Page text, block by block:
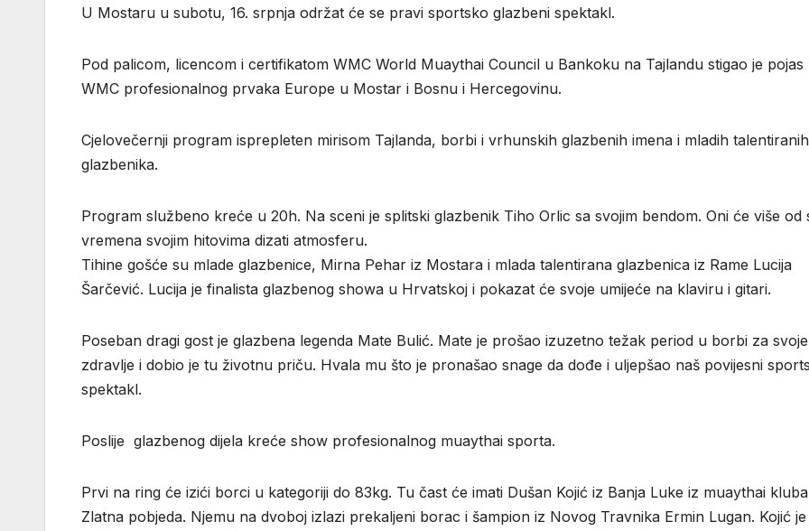
U Mostaru u subotu, 16. srpnja održat će se pravi sportsko glazbeni spektakl.
Pod palicom, licencom i certifikatom WMC World Muaythai Council u Bankoku na Tajlandu stigao je pojas
WMC profesionalnog prvaka Europe u Mostar i Bosnu i Hercegovinu.
Cjelovečernji program isprepleten mirisom Tajlanda, borbi i vrhunskih glazbenih imena i mladih talentiranih
glazbenika.
Program službeno kreće u 20h. Na sceni je splitski glazbenik Tiho Orlic sa svojim bendom. Oni će više od
vremena svojim hitovima dizati atmosferu.
Tihine gošće su mlade glazbenice, Mirna Pehar iz Mostara i mlada talentirana glazbenica iz Rame Lucija
Šarčević. Lucija je finalista glazbenog showa u Hrvatskoj i pokazat će svoje umijeće na klaviru i gitari.
Poseban dragi gost je glazbena legenda Mate Bulić. Mate je prošao izuzetno težak period u borbi za svoje
zdravlje i dobio je tu životnu priču. Hvala mu što je pronašao snage da dođe i uljepšao naš povijesni
spektakl.
Poslije glazbenog dijela kreće show profesionalnog muaythai sporta.
Prvi na ring će izići borci u kategoriji do 83kg. Tu čast će imati Dušan Kojić iz Banja Luke iz muaythai kluba
Zlatna pobjeda. Njemu na dvoboj izlazi prekaljeni borac i šampion iz Novog Travnika Ermin Lugan. Kojić je